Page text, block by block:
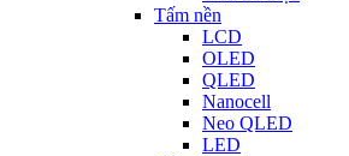
Tấm nền
LCD
OLED
QLED
Nanocell
Neo QLED
LED